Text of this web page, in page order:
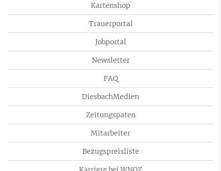
Kartenshop
Trauerportal
Jobportal
Newsletter
FAQ
DiesbachMedien
Zeitungspaten
Mitarbeiter
Bezugspreisliste